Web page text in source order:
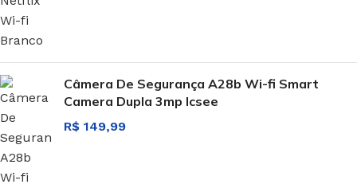
Câmera De Segurança A28b Wi-fi Smart
Camera Dupla 3mp Icsee
R$ 149,99